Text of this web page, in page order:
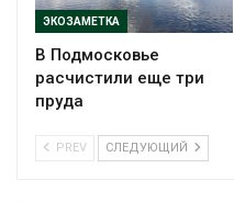
ЭКОЗАМЕТКА
В Подмосковье
расчистили еще три
пруда
PREV СЛЕДУЮЩИЙ